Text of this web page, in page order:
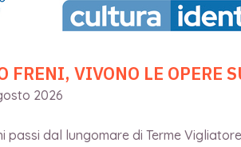
FRENI, VIVONO LE OPERE
2026
passi dal lungomare di Terme